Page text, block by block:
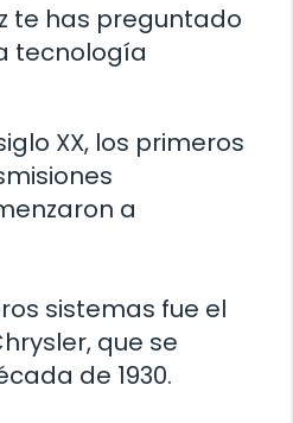
te has preguntado
tecnología
XX, los primeros
a
sistemas fue el
que se
de 1930.